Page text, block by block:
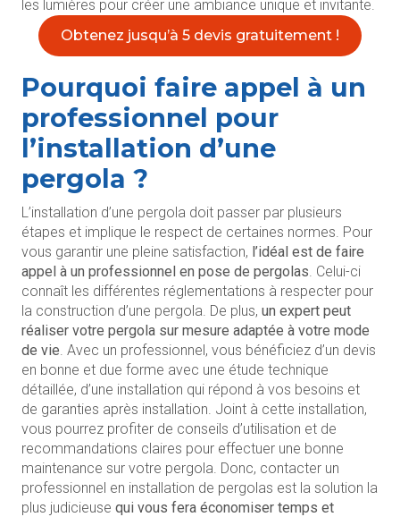
les lumières pour créer une ambiance unique et invitante.
Obtenez jusqu’à 5 devis gratuitement !
Pourquoi faire appel à un
professionnel pour
l’installation d’une
pergola ?
L’installation d’une pergola doit passer par plusieurs
étapes et implique le respect de certaines normes. Pour
vous garantir une pleine satisfaction, l’idéal est de faire
appel à un professionnel en pose de pergolas. Celui-ci
connaît les différentes réglementations à respecter pour
la construction d’une pergola. De plus, un expert peut
réaliser votre pergola sur mesure adaptée à votre mode
de vie. Avec un professionnel, vous bénéficiez d’un devis
en bonne et due forme avec une étude technique
détaillée, d’une installation qui répond à vos besoins et
de garanties après installation. Joint à cette installation,
vous pourrez profiter de conseils d’utilisation et de
recommandations claires pour effectuer une bonne
maintenance sur votre pergola. Donc, contacter un
professionnel en installation de pergolas est la solution la
plus judicieuse qui vous fera économiser temps et